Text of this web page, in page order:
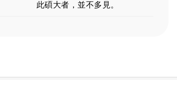
此碩大者，並不多見。